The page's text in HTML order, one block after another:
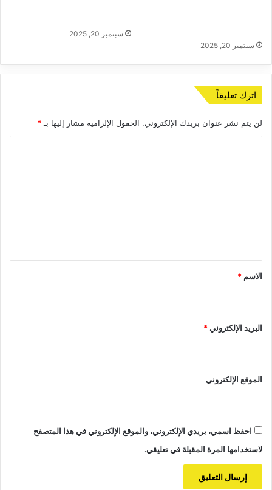
سبتمبر 20, 2025
سبتمبر 20, 2025
اترك تعليقاً
لن يتم نشر عنوان بريدك الإلكتروني. الحقول الإلزامية مشار إليها بـ*
*
الاسم *
البريد الإلكتروني*
الموقع الإلكتروني
احفظ اسمي، بريدي الإلكتروني، والموقع الإلكتروني في هذا المتصفح
لاستخدامها المرة المقبلة في تعليقي.